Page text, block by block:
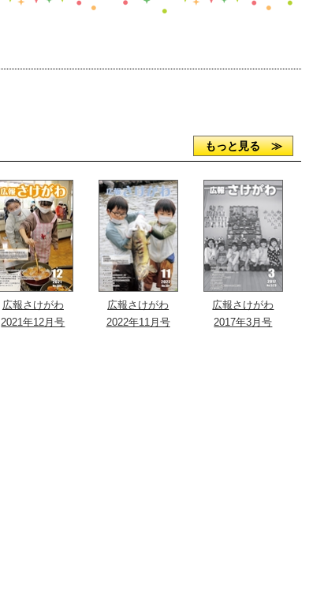
もっと見る ≫
広報さけがわ
2021年12月号
広報さけがわ
2022年11月号
広報さけがわ
2017年3月号